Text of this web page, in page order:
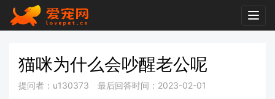
猫咪为什么会吵醒老公呢
提问者：u130373 最后回答时间：2023-02-01